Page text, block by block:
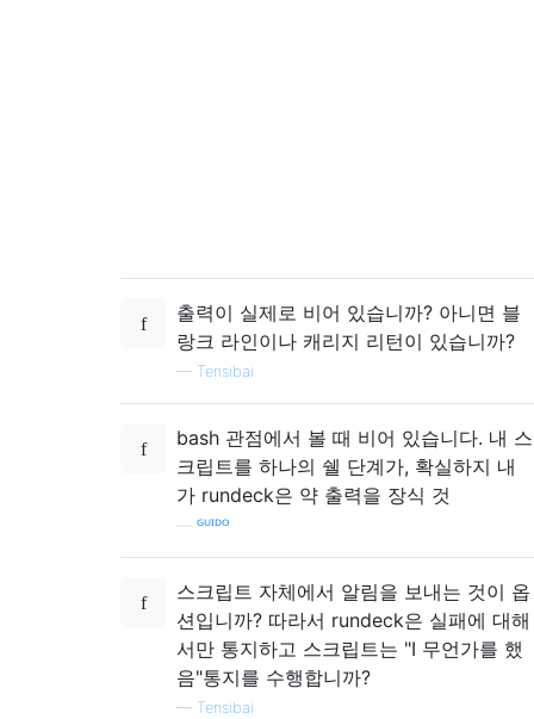
출력이 실제로 비어 있습니까? 아니면 블
랑크 라인이나 캐리지 리턴이 있습니까?
— Tensibai
bash 관점에서 볼 때 비어 있습니다. 내 스
크립트를 하나의 쉘 단계가, 확실하지 내
가 rundeck은 약 출력을 장식 것
ᴳᵁᴵᴰᴼ
스크립트 자체에서 알림을 보내는 것이 옵
션입니까? 따라서 rundeck은 실패에 대해
서만 통지하고 스크립트는 "I 무언가를 했
음"통지를 수행합니까?
— Tensibai